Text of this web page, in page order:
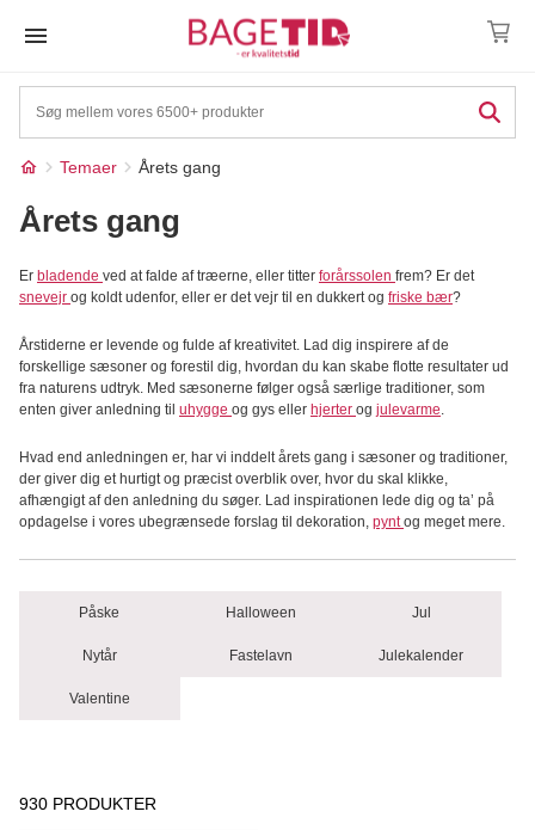
Temaer Årets gang
Årets gang
Er bladende ved at falde af træerne, eller titter forårssolen frem? Er det
snevejr og koldt udenfor, eller er det vejr til en dukkert og friske bær?
Årstiderne er levende og fulde af kreativitet. Lad dig inspirere af de
forskellige sæsoner og forestil dig, hvordan du kan skabe flotte resultater ud
fra naturens udtryk. Med sæsonerne følger også særlige traditioner, som
enten giver anledning til uhygge og gys eller hjerter og julevarme.
Hvad end anledningen er, har vi inddelt årets gang i sæsoner og traditioner,
der giver dig et hurtigt og præcist overblik over, hvor du skal klikke,
afhængigt af den anledning du søger. Lad inspirationen lede dig og ta’ på
opdagelse i vores ubegrænsede forslag til dekoration, pyntog meget mere.
Påske Halloween Jul
Nytår Fastelavn Julekalender
Valentine
930 PRODUKTER